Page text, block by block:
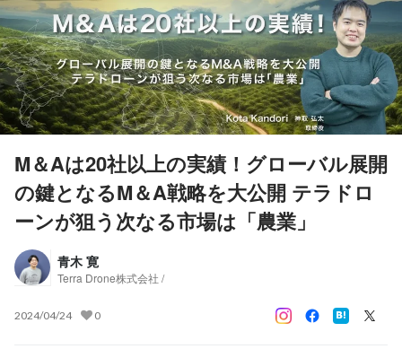
M＆Aは20社以上の実績！グローバル展開
の鍵となるM＆A戦略を大公開 テラドロ
ーンが狙う次なる市場は「農業」
青木 寛
Terra Drone株式会社 /
2024/04/24 0